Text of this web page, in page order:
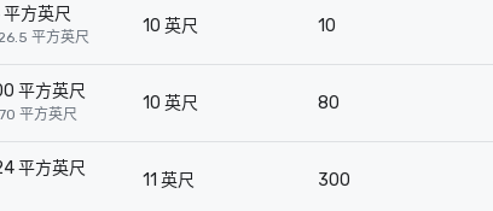
方英尺
平方英尺
10 英尺 10
平方英尺
平方英尺
10 英尺 80
平方英尺
11 英尺 300